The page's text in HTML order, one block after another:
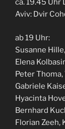
ca. 19.45 Uhr
Aviv: Dvir
ab 19 Uhr:
Susanne
Elena
Peter
Gabriele
Hyacinta
Bernhard
Florian Zeeh,